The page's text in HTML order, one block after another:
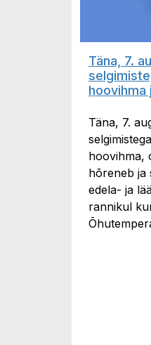
Täna, 7.
hoovihma
Täna, 7.
hoovihma,
hõreneb ja
edela- ja
rannikul